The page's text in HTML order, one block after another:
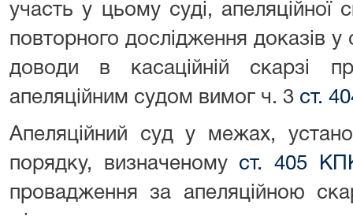
участь у цьому суді, апеляційної
повторного дослідження доказів у
доводи в касаційній скарзі
апеляційним судом вимог ч. 3 ст.
Апеляційний суд у межах,
порядку, визначеному ст. 405
провадження за апеляційною